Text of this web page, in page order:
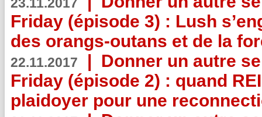
Friday (épisode 3) : Lush
des orangs-outans et de la
22.11.2017 | Donner un autre
Friday (épisode 2) : quand
plaidoyer pour une